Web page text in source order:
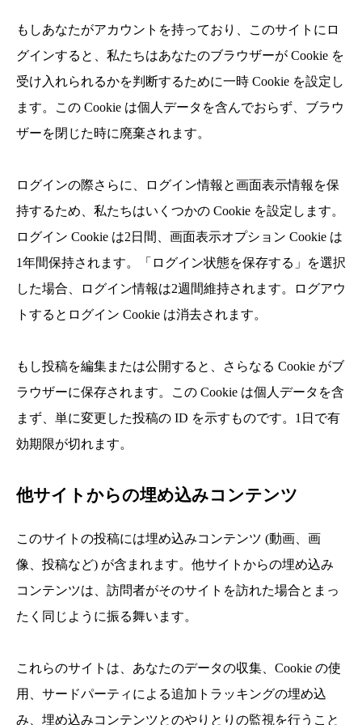
もしあなたがアカウントを持っており、このサイトにロ
グインすると、私たちはあなたのブラウザーが Cookie を
受け入れられるかを判断するために一時 Cookie を設定し
ます。この Cookie は個人データを含んでおらず、ブラウ
ザーを閉じた時に廃棄されます。
ログインの際さらに、ログイン情報と画面表示情報を保
持するため、私たちはいくつかの Cookie を設定します。
ログイン Cookie は2日間、画面表示オプション Cookie は
1年間保持されます。「ログイン状態を保存する」を選択
した場合、ログイン情報は2週間維持されます。ログアウ
トするとログイン Cookie は消去されます。
もし投稿を編集または公開すると、さらなる Cookie がブ
ラウザーに保存されます。この Cookie は個人データを含
まず、単に変更した投稿の ID を示すものです。1日で有
効期限が切れます。
他サイトからの埋め込みコンテンツ
このサイトの投稿には埋め込みコンテンツ (動画、画
像、投稿など) が含まれます。他サイトからの埋め込み
コンテンツは、訪問者がそのサイトを訪れた場合とまっ
たく同じように振る舞います。
これらのサイトは、あなたのデータの収集、Cookie の使
用、サードパーティによる追加トラッキングの埋め込
み、埋め込みコンテンツとのやりとりの監視を行うこと